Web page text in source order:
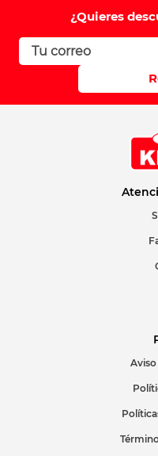
¿Quieres